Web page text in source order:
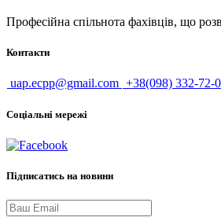
Професійна спільнота фахівців, що
Контакти
uap.ecpp@gmail.com +38(098) 332-72-
Соціальні мережі
Підписатись на новини